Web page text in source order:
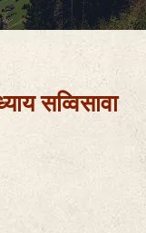
सव्विसावा